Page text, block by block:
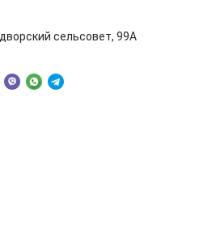
сельсовет, 99А